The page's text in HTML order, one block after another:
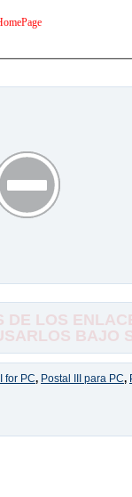
DE LOS
BAJO
for PC, Postal III para PC,